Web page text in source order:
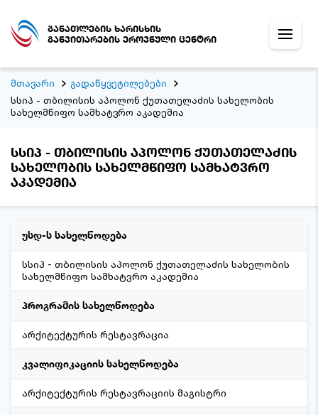
განათლების ხარისხის
განვითარების ეროვნული ცენტრი
მთავარი
გადაწყვეტილებები
სსიპ - თბილისის აპოლონ ქუთათელაძის სახელობის
სახელმწიფო სამხატვრო აკადემია
სსიპ - თბილისის აპოლონ ქუთათელაძის
სახელობის სახელმწიფო სამხატვრო
აკადემია
უსდ-ს სახელწოდება
სსიპ - თბილისის აპოლონ ქუთათელაძის სახელობის
სახელმწიფო სამხატვრო აკადემია
პროგრამის სახელწოდება
არქიტექტურის რესტავრაცია
კვალიფიკაციის სახელწოდება
არქიტექტურის რესტავრაციის მაგისტრი